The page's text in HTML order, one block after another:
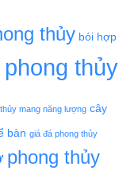
thủy bói hợp
thủy
mang năng lượng cây
bàn giá đá phong thủy
phong thủy